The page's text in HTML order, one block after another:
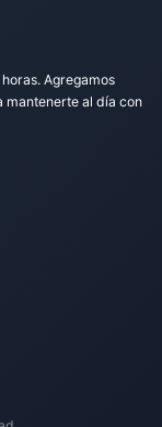
Agregamos
mantenerte al día con